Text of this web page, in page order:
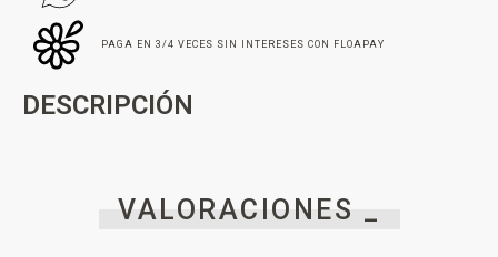
PAGA EN 3/4 VECES SIN INTERESES CON FLOAPAY
DESCRIPCIÓN
VALORACIONES _